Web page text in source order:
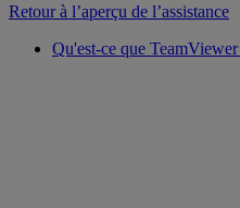
Retour à l’aperçu de l’assistance
Qu'est-ce que